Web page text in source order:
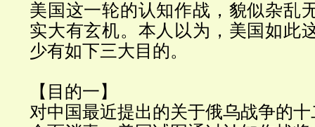
美国这一轮的认知作战，貌似杂乱
实大有玄机。 本人以为，美国如此
少有如下三大目的。
【目的一】
对中国最近提出的关于俄乌战争的